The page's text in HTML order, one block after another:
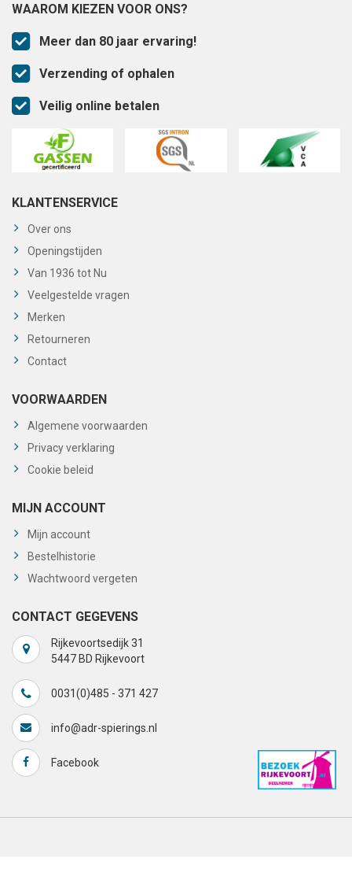
WAAROM KIEZEN VOOR ONS?
Meer dan 80 jaar ervaring!
Verzending of ophalen
Veilig online betalen
KLANTENSERVICE
Over ons
Openingstijden
Van 1936 tot Nu
Veelgestelde vragen
Merken
Retourneren
Contact
VOORWAARDEN
Algemene voorwaarden
Privacy verklaring
Cookie beleid
MIJN ACCOUNT
Mijn account
Bestelhistorie
Wachtwoord vergeten
CONTACT GEGEVENS
Rijkevoortsedijk 31
5447 BD Rijkevoort
0031(0)485 - 371 427
info@adr-spierings.nl
Facebook